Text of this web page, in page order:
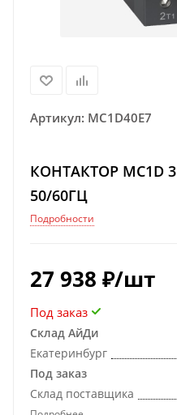
Артикул: MC1D40E7
КОНТАКТОР MC1D
50/60ГЦ
Подробности
27 938 ₽/шт
Под заказ
Склад АйДи
Екатеринбург
Под заказ
Склад поставщика